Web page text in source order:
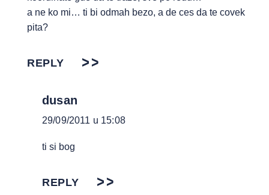
a ne ko mi… ti bi odmah bezo, a de ces da te covek
pita?
REPLY
dusan
29/09/2011 u 15:08
ti si bog
REPLY